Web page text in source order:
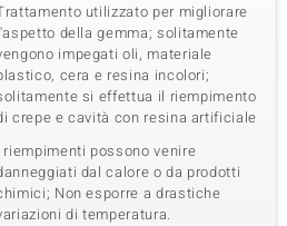
utilizzato per migliorare
della gemma; solitamente
impegati oli, materiale
cera e resina incolori;
si effettua il riempimento
crepe e cavità con resina artificiale
riempimenti possono venire
dal calore o da prodotti
Non esporre a drastiche
di temperatura.